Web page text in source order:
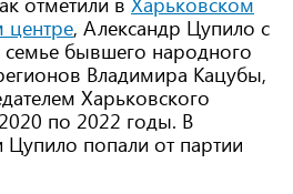
центре, Александр Цупило с
бывшего народного
Владимира Кацубы,
Харьковского
по 2022 годы. В
Цупило попали от партии